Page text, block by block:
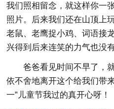
我们照相留念，就这样你一
照片。后来我们还在山顶上
老鼠、老鹰捉小鸡、词语接
兴得到后来连笑的力气也没有
爸爸看见时间不早了，
依不舍地离开这个给我们带
一”儿童节我过的真开心呀！